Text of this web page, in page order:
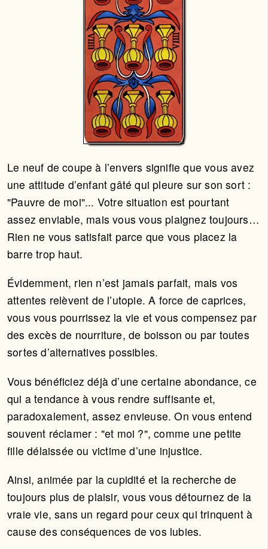
Le neuf de coupe à l’envers signifie que vous avez
une attitude d’enfant gâté qui pleure sur son sort :
"Pauvre de moi"... Votre situation est pourtant
assez enviable, mais vous vous plaignez toujours…
Rien ne vous satisfait parce que vous placez la
barre trop haut.
Évidemment, rien n’est jamais parfait, mais vos
attentes relèvent de l’utopie. A force de caprices,
vous vous pourrissez la vie et vous compensez par
des excès de nourriture, de boisson ou par toutes
sortes d’alternatives possibles.
Vous bénéficiez déjà d’une certaine abondance, ce
qui a tendance à vous rendre suffisante et,
paradoxalement, assez envieuse. On vous entend
souvent réclamer : "et moi ?", comme une petite
fille délaissée ou victime d’une injustice.
Ainsi, animée par la cupidité et la recherche de
toujours plus de plaisir, vous vous détournez de la
vraie vie, sans un regard pour ceux qui trinquent à
cause des conséquences de vos lubies.